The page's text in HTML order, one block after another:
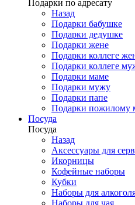
Подарки по адресату
Назад
Подарки бабушке
Подарки дедушке
Подарки жене
Подарки коллеге
Подарки коллеге
Подарки маме
Подарки мужу
Подарки папе
Подарки пожилому
Посуда
Посуда
Назад
Аксессуары для
Икорницы
Кофейные наборы
Кубки
Наборы для
Наборы для чая